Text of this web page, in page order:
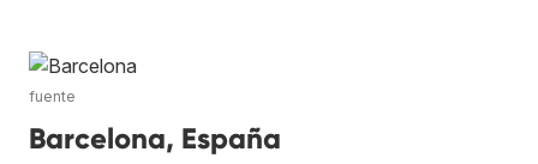
fuente
Barcelona, España